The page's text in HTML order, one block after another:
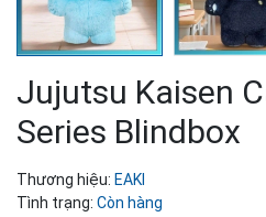
Jujutsu Kaisen
Series Blindbox
Thương hiệu: EAKI
Tình trạng: Còn hàng